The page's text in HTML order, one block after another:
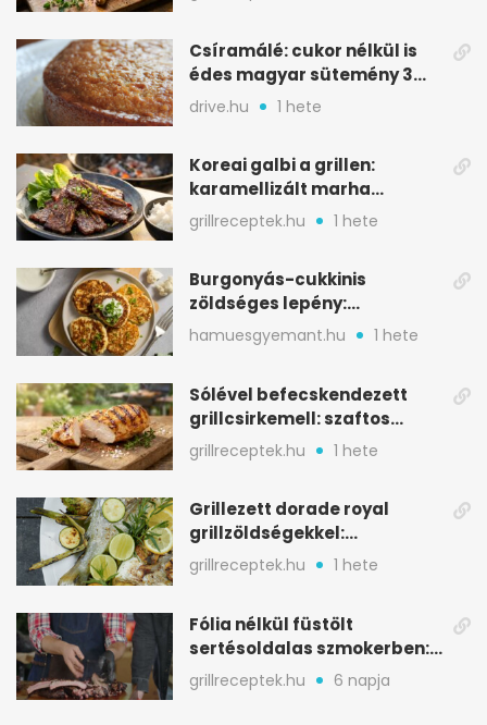
Csíramálé: cukor nélkül is
édes magyar sütemény 3
alapanyagból
drive.hu 1 hete
Koreai galbi a grillen:
karamellizált marha
rövidborda gyorsan
grillreceptek.hu 1 hete
Burgonyás-cukkinis
zöldséges lepény:
aranybarna, szaftos, hús
nélkül is
hamuesgyemant.hu 1 hete
Sólével befecskendezett
grillcsirkemell: szaftos
marad, nem szárad ki
grillreceptek.hu 1 hete
Grillezett dorade royal
grillzöldségekkel:
mediterrán ízek a rostélyról
grillreceptek.hu 1 hete
Fólia nélkül füstölt
sertésoldalas szmokerben:
ropogós bark, 6 óra
grillreceptek.hu 6 napja